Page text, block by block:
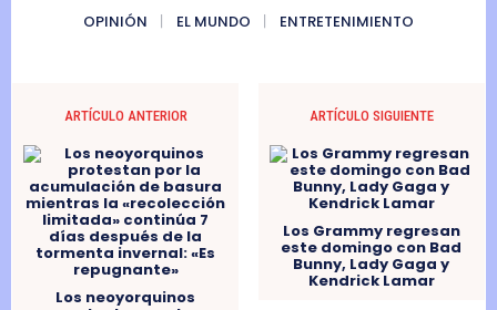
OPINIÓN
EL MUNDO ENTRETENIMIENTO
ARTÍCULO ANTERIOR
Los neoyorquinos
ARTÍCULO SIGUIENTE
Los Grammy regresan
este domingo con Bad
Bunny, Lady Gaga y
Kendrick Lamar